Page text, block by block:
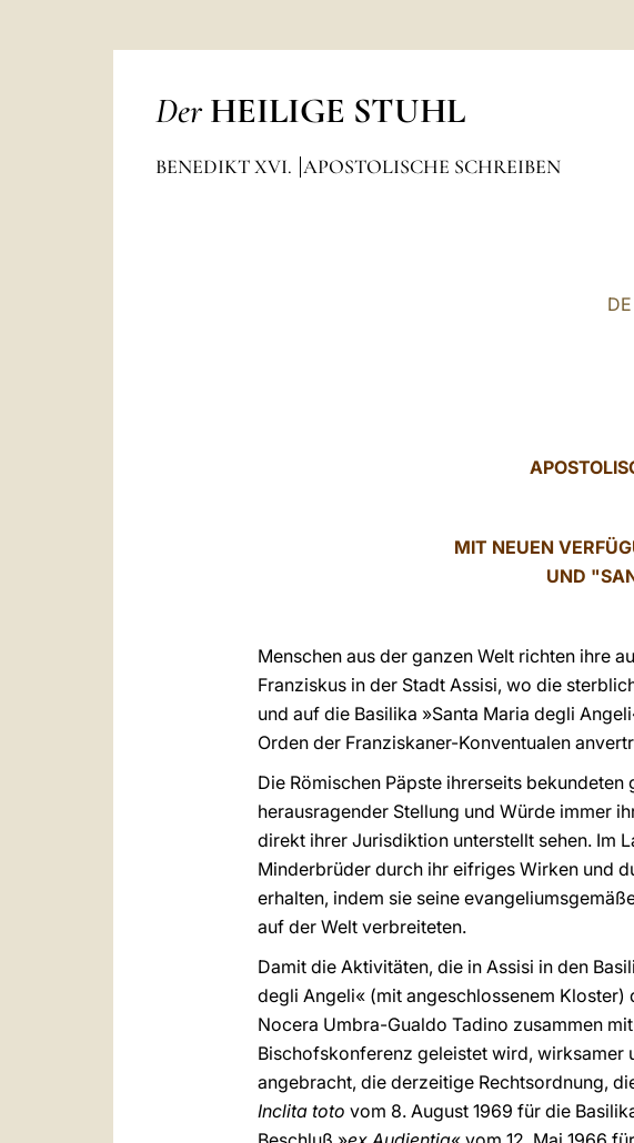
Der HEILIGE STUHL
BENEDIKT XVI. APOSTOLISCHE SCHREIBEN
DE
MIT NEUEN
UND
Menschen aus der ganzen Welt richten ihre
Franziskus in der Stadt Assisi, wo die
und auf die Basilika »Santa Maria degli
Orden der Franziskaner-Konventualen
Die Römischen Päpste ihrerseits
herausragender Stellung und Würde immer
direkt ihrer Jurisdiktion unterstellt sehen. Im
Minderbrüder durch ihr eifriges Wirken und
erhalten, indem sie seine
auf der Welt verbreiteten.
Damit die Aktivitäten, die in Assisi in den
degli Angeli« (mit angeschlossenem
Nocera Umbra-Gualdo Tadino zusammen
Bischofskonferenz geleistet wird, wirksamer
angebracht, die derzeitige Rechtsordnung,
Inclita toto vom 8. August 1969 für die